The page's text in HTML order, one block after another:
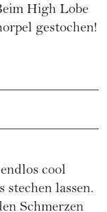
High Lobe
gestochen!
cool
lassen.
Schmerzen